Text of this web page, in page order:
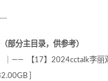
部分主目录，供参考）
—— 【17】2024cctalk李丽
]